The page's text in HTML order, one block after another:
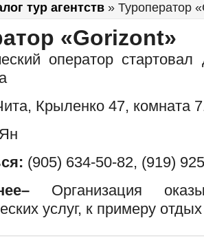
тур агентств » Туроператор
«Gorizont»
оператор
Крыленко 47, комната
Ян
(905) 634-50-82, (919)
Организация
услуг, к примеру